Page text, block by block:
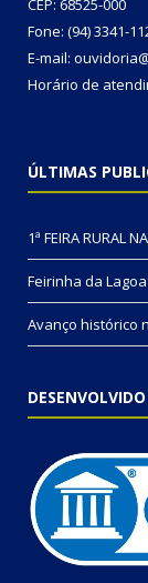
Fone: (94) 3341-
E-mail:
Horário de
ÚLTIMAS
1ª FEIRA RURAL
Feirinha da Lagoa
Avanço histórico